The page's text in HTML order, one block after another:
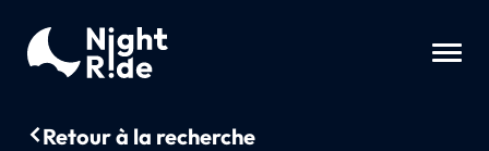
Retour à la recherche